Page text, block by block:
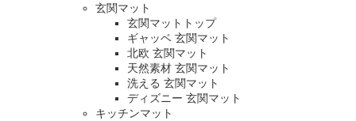
玄関マット
玄関マットトップ
ギャッベ 玄関マット
北欧 玄関マット
天然素材 玄関マット
洗える 玄関マット
ディズニー 玄関マット
キッチンマット